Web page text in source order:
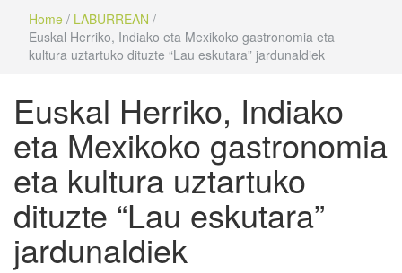
Home / LABURREAN /
Euskal Herriko, Indiako eta Mexikoko gastronomia eta
kultura uztartuko dituzte “Lau eskutara” jardunaldiek
Euskal Herriko, Indiako
eta Mexikoko gastronomia
eta kultura uztartuko
dituzte “Lau eskutara”
jardunaldiek